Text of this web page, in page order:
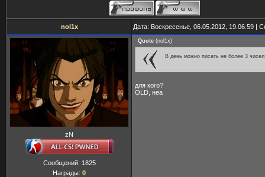
nol1x Дата: Воскресенье, 06.05.2012, 19.06.59 |
zN
Сообщений: 1825
Награды: 0
Quote (nol1x)
В день можно писать не более 3
для кого?
OLD, неа